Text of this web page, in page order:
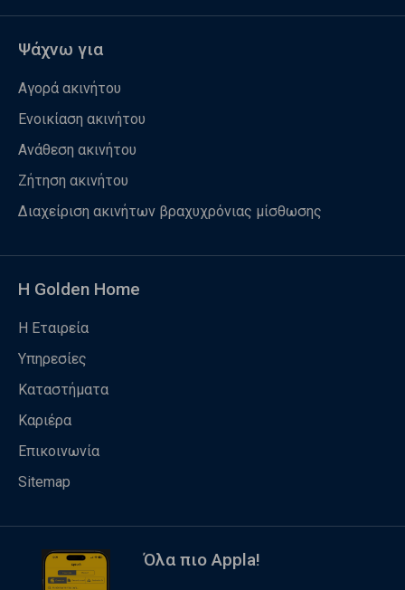
Ψάχνω για
Αγορά ακινήτου
Ενοικίαση ακινήτου
Ανάθεση ακινήτου
Ζήτηση ακινήτου
Διαχείριση ακινήτων βραχυχρόνιας μίσθωσης
Η Golden Home
Η Εταιρεία
Υπηρεσίες
Καταστήματα
Καριέρα
Επικοινωνία
Sitemap
Όλα πιο Appla!